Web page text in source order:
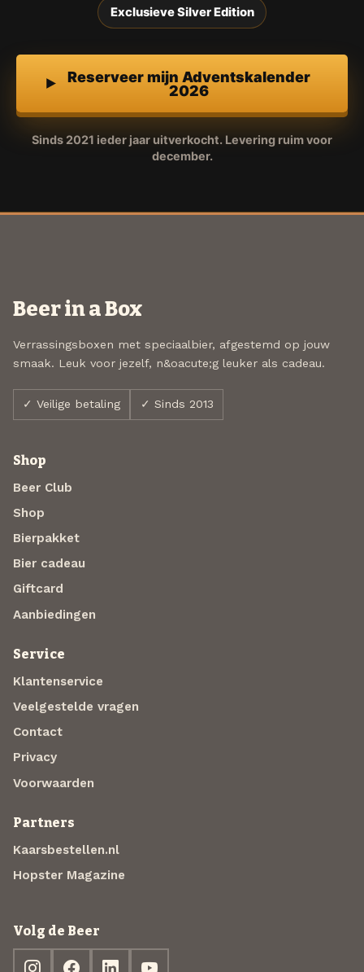
Exclusieve Silver Edition
Reserveer mijn Adventskalender
2026
Sinds 2021 ieder jaar uitverkocht. Levering ruim voor
december.
Beer in a Box
Verrassingsboxen met speciaalbier, afgestemd op jouw
smaak. Leuk voor jezelf, n&oacute;g leuker als cadeau.
✓ Veilige betaling ✓ Sinds 2013
Shop
Beer Club
Shop
Bierpakket
Bier cadeau
Giftcard
Aanbiedingen
Service
Klantenservice
Veelgestelde vragen
Contact
Privacy
Voorwaarden
Partners
Kaarsbestellen.nl
Hopster Magazine
Volg de Beer